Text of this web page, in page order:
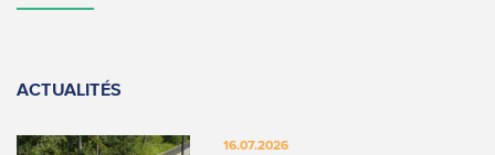
ACTUALITÉS
16.07.2026